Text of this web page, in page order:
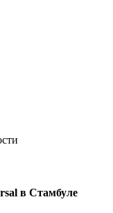
в Стамбуле